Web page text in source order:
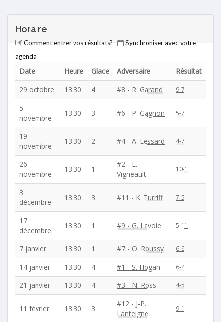
Horaire
Comment entrer vos résultats?
Synchroniser avec votre
agenda
Date Heure Glace Adversaire
Résultat
29 octobre
13:30 4 #8 - R. Garand 9-7
5
novembre
13:30 3 #6 - P. Gagnon 5-7
19
novembre
13:30 2 #4 - A. Lessard 4-7
26
novembre
13:30 1
#2 - L.
Vigneault
10-1
3
décembre
13:30 3 #11 - K. Turriff 7-5
17
décembre
13:30 1 #9 - G. Lavoie 5-11
7 janvier 13:30 1 #7 - O. Roussy 6-9
14 janvier 13:30 4 #1 - S. Hogan 6-4
21 janvier 13:30 4 #3 - N. Ross 4-5
11 février 13:30 3
#12 - J-P.
Lanteigne
9-1